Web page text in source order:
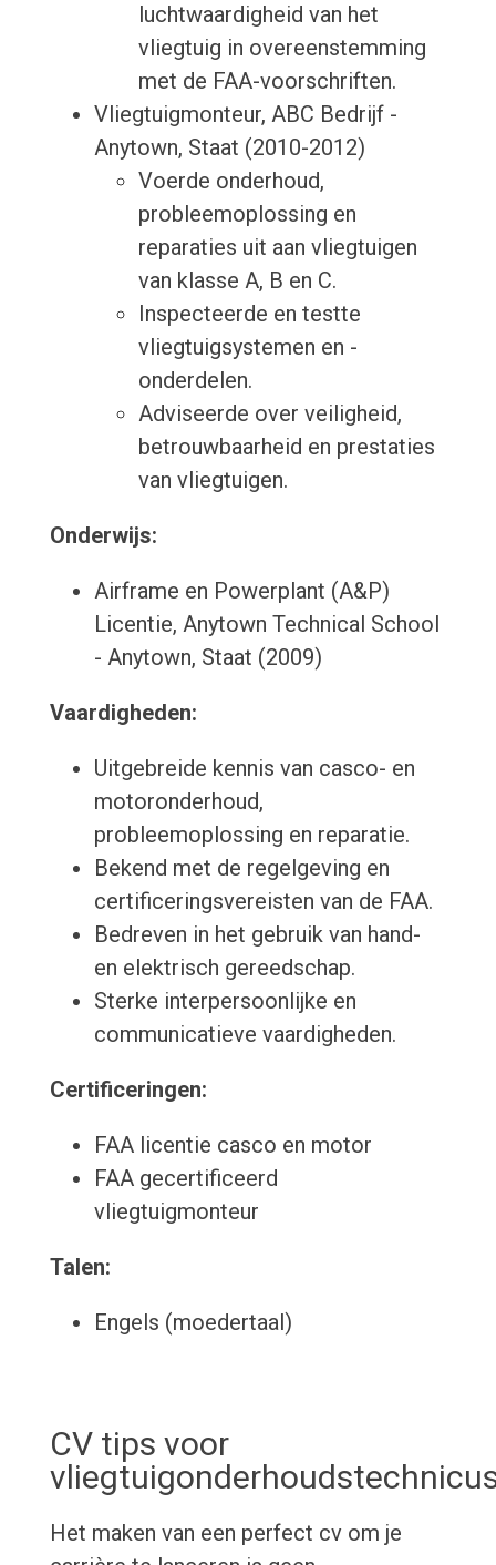
luchtwaardigheid van het
vliegtuig in overeenstemming
met de FAA-voorschriften.
Vliegtuigmonteur, ABC Bedrijf -
Anytown, Staat (2010-2012)
Voerde onderhoud,
probleemoplossing en
reparaties uit aan vliegtuigen
van klasse A, B en C.
Inspecteerde en testte
vliegtuigsystemen en -
onderdelen.
Adviseerde over veiligheid,
betrouwbaarheid en prestaties
van vliegtuigen.
Onderwijs:
Airframe en Powerplant (A&P)
Licentie, Anytown Technical School
- Anytown, Staat (2009)
Vaardigheden:
Uitgebreide kennis van casco- en
motoronderhoud,
probleemoplossing en reparatie.
Bekend met de regelgeving en
certificeringsvereisten van de FAA.
Bedreven in het gebruik van hand-
en elektrisch gereedschap.
Sterke interpersoonlijke en
communicatieve vaardigheden.
Certificeringen:
FAA licentie casco en motor
FAA gecertificeerd
vliegtuigmonteur
Talen:
Engels (moedertaal)
CV tips voor
Het maken van een perfect cv om je